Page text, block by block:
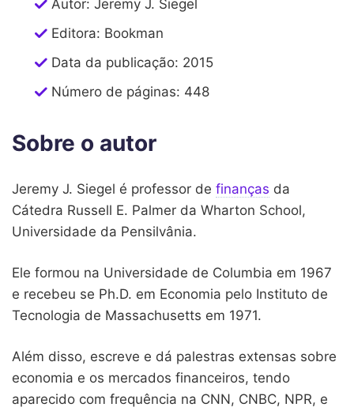
Autor: Jeremy J. Siegel
Editora: Bookman
Data da publicação: 2015
Número de páginas: 448
Sobre o autor
Jeremy J. Siegel é professor de finanças da
Cátedra Russell E. Palmer da Wharton School,
Universidade da Pensilvânia.
Ele formou na Universidade de Columbia em 1967
e recebeu se Ph.D. em Economia pelo Instituto de
Tecnologia de Massachusetts em 1971.
Além disso, escreve e dá palestras extensas sobre
economia e os mercados financeiros, tendo
aparecido com frequência na CNN, CNBC, NPR, e